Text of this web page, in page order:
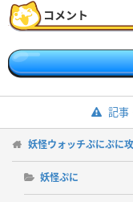
コメント
記事
妖怪ウォッチぷにぷに
妖怪ぷに